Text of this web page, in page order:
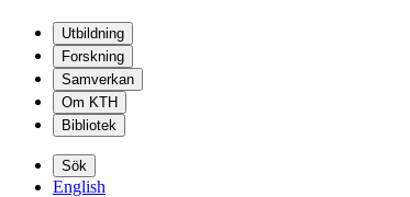
Utbildning
Forskning
Samverkan
Om KTH
Bibliotek
Sök
English